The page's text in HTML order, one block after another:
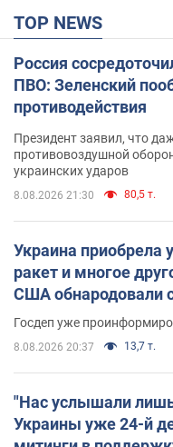
TOP NEWS
Россия
ПВО: Зеленский
противодействия
Президент заявил, что
противовоздушной
украинских ударов
8.08.2026 21:30 80,5 т.
Украина приобрела
ракет и многое
США обнародовали
Госдеп уже
8.08.2026 20:37 13,7 т.
"Нас услышали
Украины уже 24-й